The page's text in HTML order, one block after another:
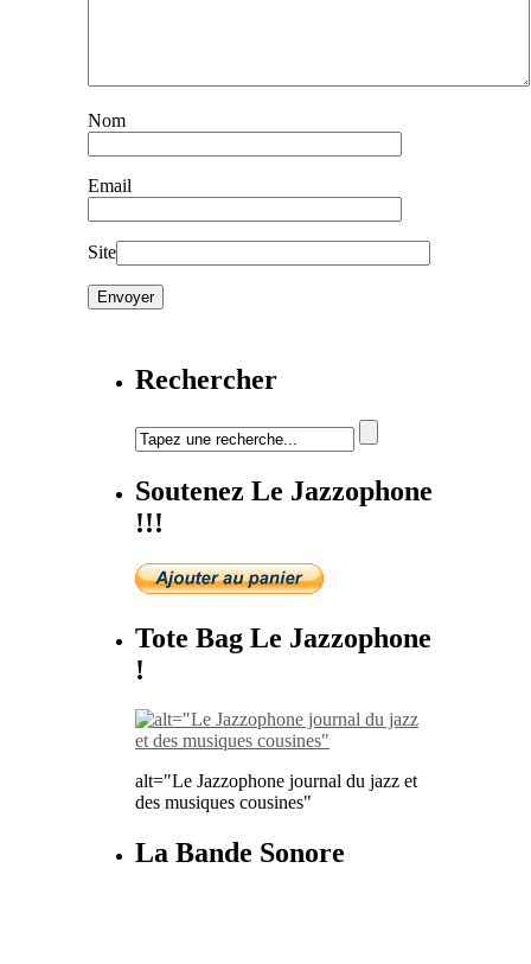
Nom
Email
Site
Rechercher
Soutenez Le Jazzophone
!!!
Tote Bag Le Jazzophone
!
alt="Le Jazzophone journal du jazz et
des musiques cousines"
La Bande Sonore